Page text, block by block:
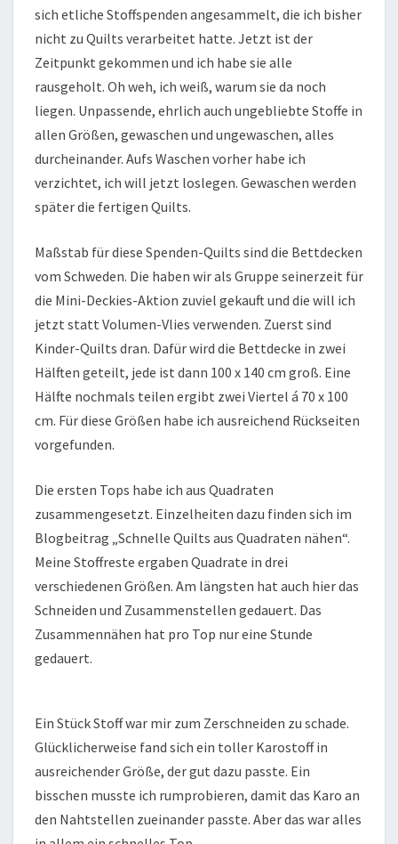
sich etliche Stoffspenden angesammelt, die ich bisher
nicht zu Quilts verarbeitet hatte. Jetzt ist der
Zeitpunkt gekommen und ich habe sie alle
rausgeholt. Oh weh, ich weiß, warum sie da noch
liegen. Unpassende, ehrlich auch ungebliebte Stoffe in
allen Größen, gewaschen und ungewaschen, alles
durcheinander. Aufs Waschen vorher habe ich
verzichtet, ich will jetzt loslegen. Gewaschen werden
später die fertigen Quilts.
Maßstab für diese Spenden-Quilts sind die Bettdecken
vom Schweden. Die haben wir als Gruppe seinerzeit für
die Mini-Deckies-Aktion zuviel gekauft und die will ich
jetzt statt Volumen-Vlies verwenden. Zuerst sind
Kinder-Quilts dran. Dafür wird die Bettdecke in zwei
Hälften geteilt, jede ist dann 100 x 140 cm groß. Eine
Hälfte nochmals teilen ergibt zwei Viertel á 70 x 100
cm. Für diese Größen habe ich ausreichend Rückseiten
vorgefunden.
Die ersten Tops habe ich aus Quadraten
zusammengesetzt. Einzelheiten dazu finden sich im
Blogbeitrag „Schnelle Quilts aus Quadraten nähen“.
Meine Stoffreste ergaben Quadrate in drei
verschiedenen Größen. Am längsten hat auch hier das
Schneiden und Zusammenstellen gedauert. Das
Zusammennähen hat pro Top nur eine Stunde
gedauert.
Ein Stück Stoff war mir zum Zerschneiden zu schade.
Glücklicherweise fand sich ein toller Karostoff in
ausreichender Größe, der gut dazu passte. Ein
bisschen musste ich rumprobieren, damit das Karo an
den Nahtstellen zueinander passte. Aber das war alles